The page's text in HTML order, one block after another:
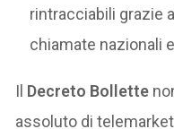
rintracciabili grazie
chiamate nazionali
Il Decreto Bollette
assoluto di